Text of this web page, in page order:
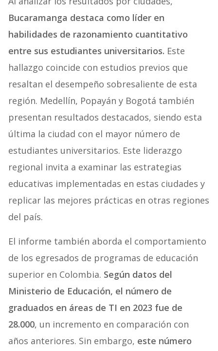
Bucaramanga destaca como líder en
habilidades de razonamiento cuantitativo
entre sus estudiantes universitarios. Este
hallazgo coincide con estudios previos que
resaltan el desempeño sobresaliente de esta
región. Medellín, Popayán y Bogotá también
presentan resultados destacados, siendo esta
última la ciudad con el mayor número de
estudiantes universitarios. Este liderazgo
regional invita a examinar las estrategias
educativas implementadas en estas ciudades y
replicar las mejores prácticas en otras regiones
del país.
El informe también aborda el comportamiento
de los egresados de programas de educación
superior en Colombia. Según datos del
Ministerio de Educación, el número de
graduados en áreas de TI en 2023 fue de
28.000, un incremento en comparación con
años anteriores. Sin embargo, este número